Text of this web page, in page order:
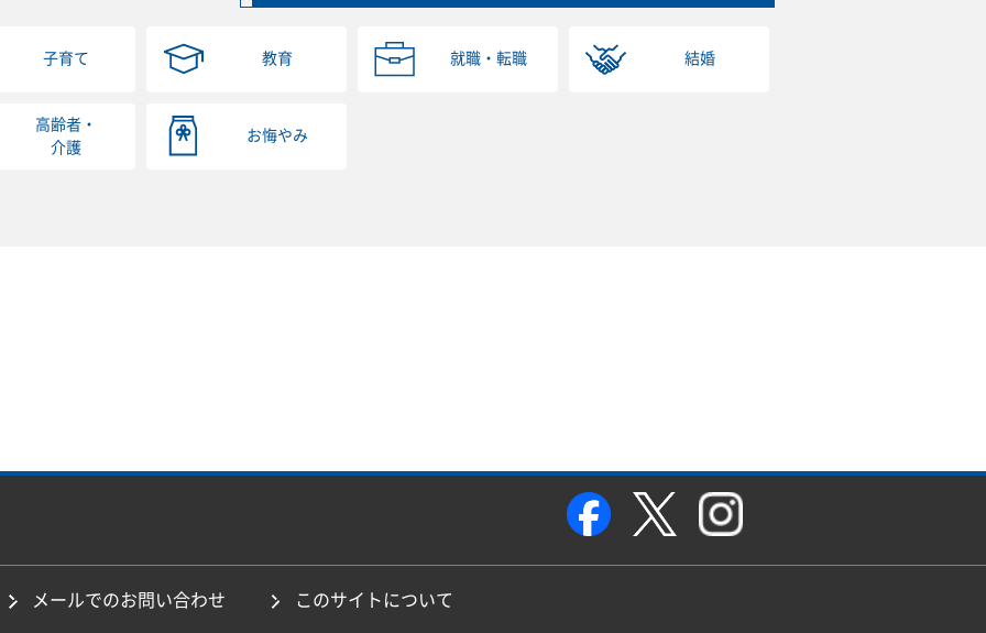
子育て 教育 就職・転職 結婚
高齢者・
介護
お悔やみ
メールでのお問い合わせ このサイトについて